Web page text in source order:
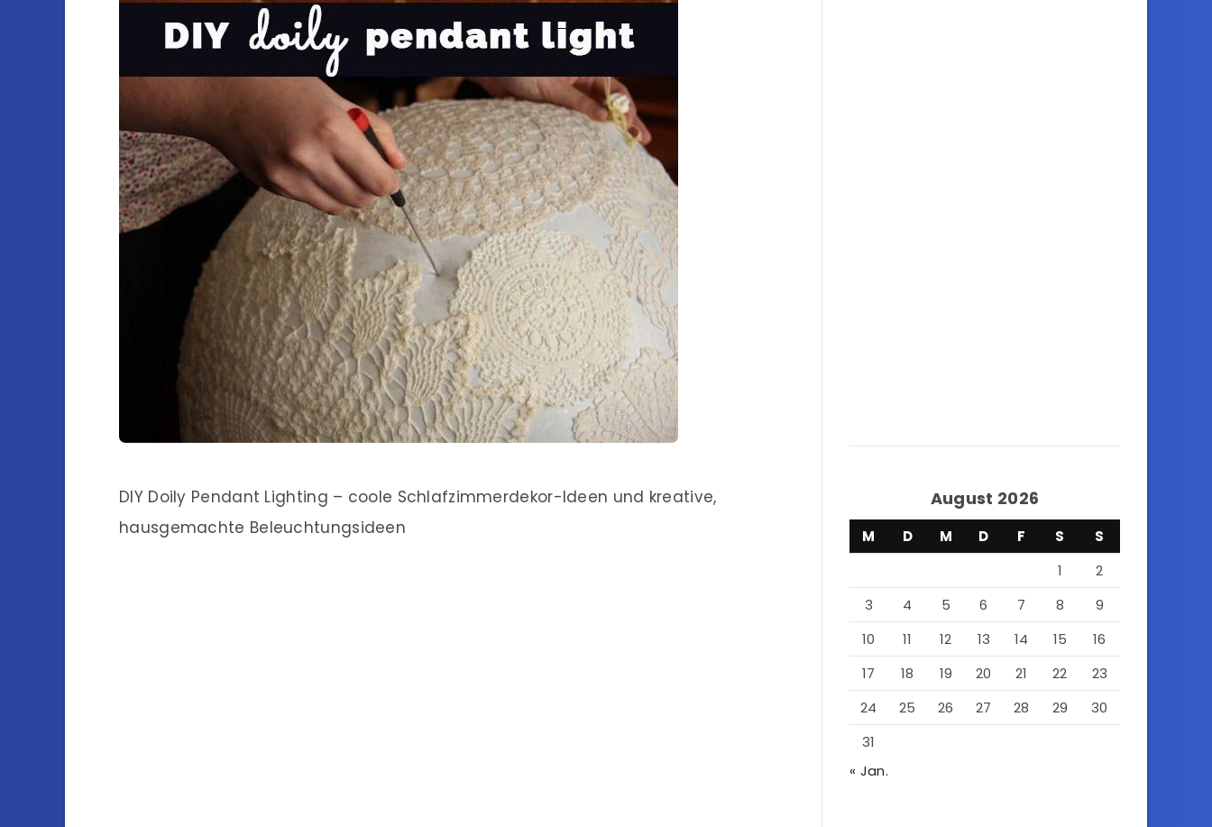
DIY Doily Pendant Lighting – coole Schlafzimmerdekor-Ideen und kreative,
hausgemachte Beleuchtungsideen
August 2026
M D M D F S
S
1
2
3
4 5 6 7 8
9
10
11 12 13 14 15
16
17
18 19 20 21 22
23
24
25 26 27 28 29
30
31
« Jan.